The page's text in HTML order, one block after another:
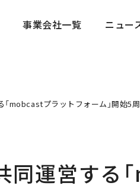
事業会社一覧
ニュー
mobcastプラットフォーム」開始5
同運営する